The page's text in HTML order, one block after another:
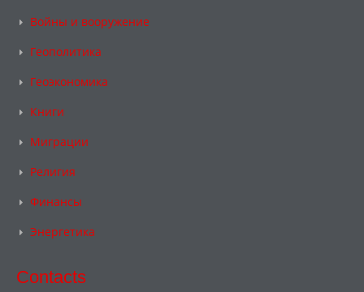
Войны и вооружение
Геополитика
Геоэкономика
Книги
Миграции
Религия
Финансы
Энергетика
Contacts